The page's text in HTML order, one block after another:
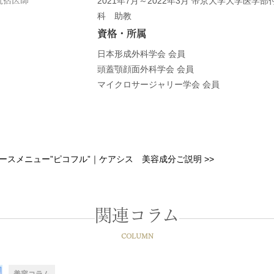
科 助教
資格・所属
日本形成外科学会 会員
頭蓋顎顔面外科学会 会員
マイクロサージャリー学会 会員
スメニュー”ピコフル” ｜ ケアシス 美容成分ご説明 >>
関連コラム
COLUMN